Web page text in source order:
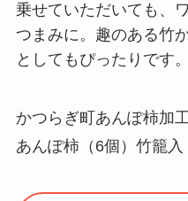
乗せていただいても、
つまみに。趣のある竹
としてもぴったりです。
かつらぎ町あんぽ柿加
あんぽ柿（6個）竹籠入